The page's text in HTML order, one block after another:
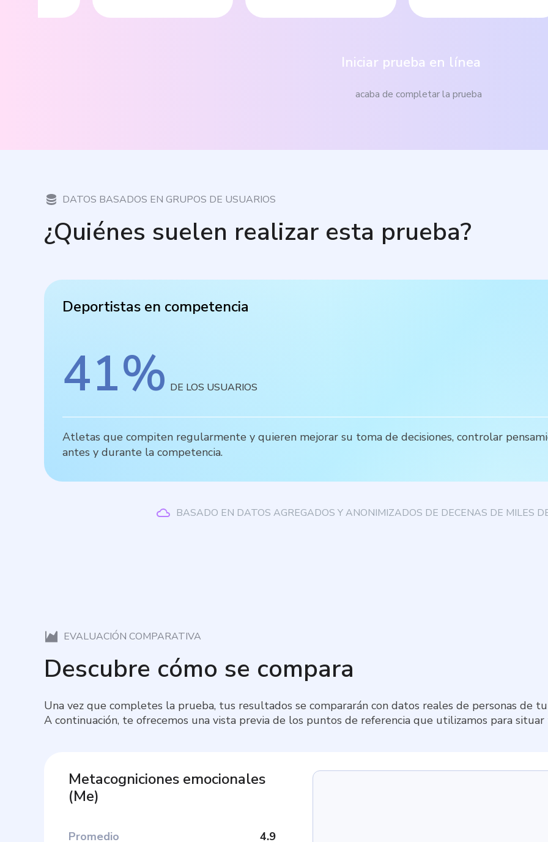
Iniciar prueba en línea
acaba de completar la prueba
DATOS BASADOS EN GRUPOS DE USUARIOS
¿Quiénes suelen realizar esta prueba?
Deportistas en competencia
41% DE LOS USUARIOS
Atletas que compiten regularmente y quieren mejorar su toma de decisiones, controlar
antes y durante la competencia.
BASADO EN DATOS AGREGADOS Y ANONIMIZADOS DE DECENAS DE MILES
EVALUACIÓN COMPARATIVA
Descubre cómo se compara
Una vez que completes la prueba, tus resultados se compararán con datos reales de personas de tu
A continuación, te ofrecemos una vista previa de los puntos de referencia que utilizamos para
Metacogniciones emocionales
(Me)
Promedio 4.9